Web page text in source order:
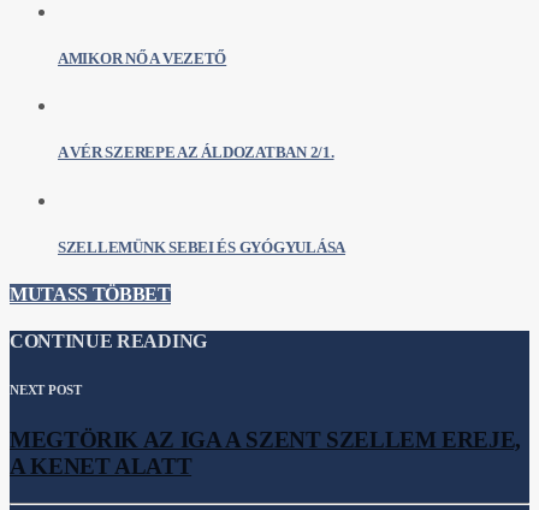
AMIKOR NŐ A VEZETŐ
A VÉR SZEREPE AZ ÁLDOZATBAN 2/1.
SZELLEMÜNK SEBEI ÉS GYÓGYULÁSA
MUTASS TÖBBET
CONTINUE READING
NEXT POST
MEGTÖRIK AZ IGA A SZENT SZELLEM EREJE,
A KENET ALATT